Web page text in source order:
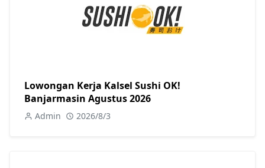
Lowongan Kerja Kalsel Sushi OK!
Banjarmasin Agustus 2026
Admin 2026/8/3